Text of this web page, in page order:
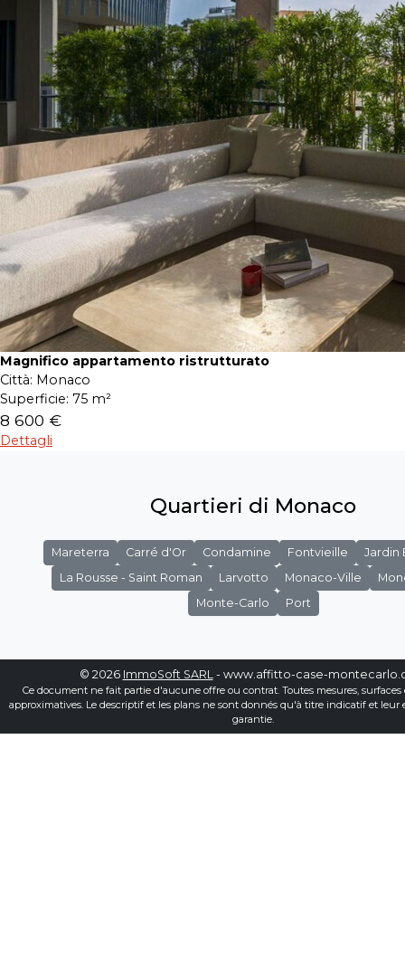
Magnifico appartamento ristrutturato
Città: Monaco
Superficie: 75 m²
8 600 €
Dettagli
Quartieri di Monaco
Mareterra Carré d'Or Condamine Fontvieille
Jardin
La Rousse - Saint Roman
Larvotto Monaco-Ville
Monte-Carlo
Port
© 2026 ImmoSoft SARL- www.affitto-case-
Ce document ne fait partie d'aucune offre ou contrat. Toutes mesures, surfaces
approximatives. Le descriptif et les plans ne sont donnés qu'à titre indicatif et leur
garantie.